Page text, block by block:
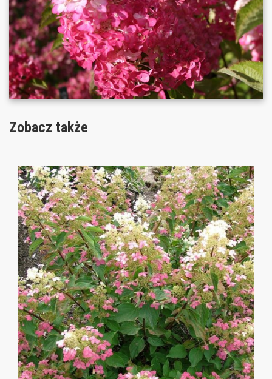
Zobacz także